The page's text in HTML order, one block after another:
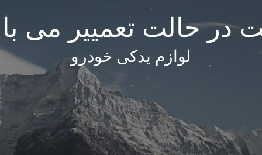
در حالت تعمییر می
لوازم یدکی خودرو